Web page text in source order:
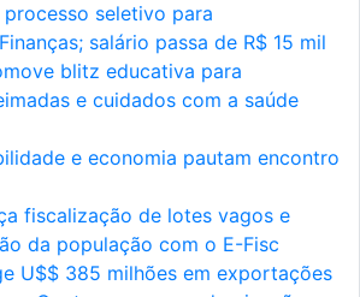
seletivo para
salário passa de R$ 15 mil
blitz educativa para
e cuidados com a saúde
e economia pautam encontro
fiscalização de lotes vagos e
da população com o E-Fisc
U$$ 385 milhões em exportações